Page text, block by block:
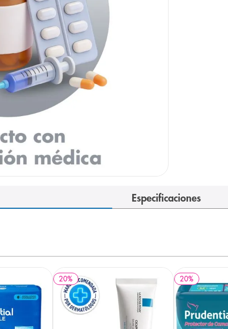
Especificaciones
20% 20%